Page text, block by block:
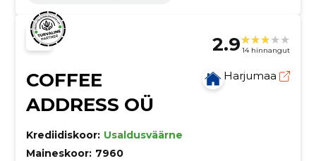
2.9 14 hinnangut
COFFEE
ADDRESS OÜ
Harjumaa
Krediidiskoor: Usaldusväärne
Maineskoor: 7960